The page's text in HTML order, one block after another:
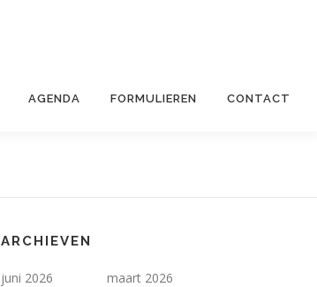
AGENDA FORMULIEREN CONTACT
ARCHIEVEN
juni 2026
maart 2026